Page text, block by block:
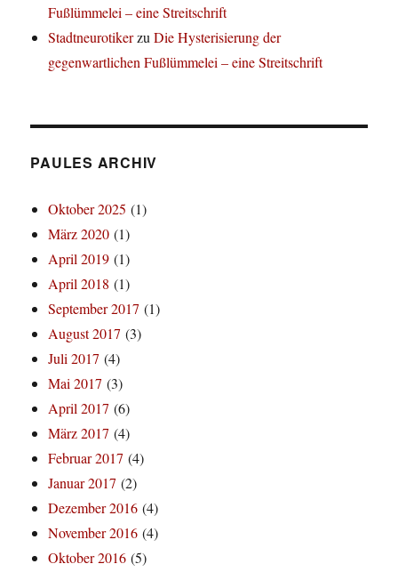
Fußlümmelei – eine Streitschrift
StadtneurotikerzuDie Hysterisierung der
gegenwartlichen Fußlümmelei – eine Streitschrift
PAULES ARCHIV
Oktober 2025 (1)
März 2020 (1)
April 2019 (1)
April 2018 (1)
September 2017 (1)
August 2017 (3)
Juli 2017 (4)
Mai 2017 (3)
April 2017 (6)
März 2017 (4)
Februar 2017 (4)
Januar 2017 (2)
Dezember 2016 (4)
November 2016 (4)
Oktober 2016 (5)